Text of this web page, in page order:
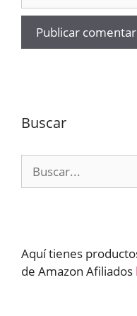
Buscar
Aquí tienes
de Amazon Afiliados